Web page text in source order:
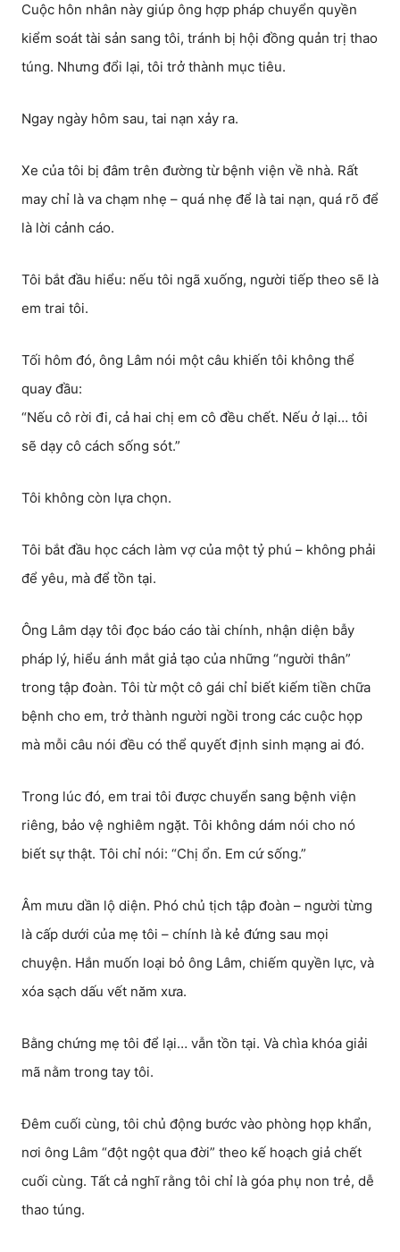
Cuộc hôn nhân này giúp ông hợp pháp chuyển quyền
kiểm soát tài sản sang tôi, tránh bị hội đồng quản trị thao
túng. Nhưng đổi lại, tôi trở thành mục tiêu.
Ngay ngày hôm sau, tai nạn xảy ra.
Xe của tôi bị đâm trên đường từ bệnh viện về nhà. Rất
may chỉ là va chạm nhẹ – quá nhẹ để là tai nạn, quá rõ để
là lời cảnh cáo.
Tôi bắt đầu hiểu: nếu tôi ngã xuống, người tiếp theo sẽ là
em trai tôi.
Tối hôm đó, ông Lâm nói một câu khiến tôi không thể
quay đầu:
“Nếu cô rời đi, cả hai chị em cô đều chết. Nếu ở lại… tôi
sẽ dạy cô cách sống sót.”
Tôi không còn lựa chọn.
Tôi bắt đầu học cách làm vợ của một tỷ phú – không phải
để yêu, mà để tồn tại.
Ông Lâm dạy tôi đọc báo cáo tài chính, nhận diện bẫy
pháp lý, hiểu ánh mắt giả tạo của những “người thân”
trong tập đoàn. Tôi từ một cô gái chỉ biết kiếm tiền chữa
bệnh cho em, trở thành người ngồi trong các cuộc họp
mà mỗi câu nói đều có thể quyết định sinh mạng ai đó.
Trong lúc đó, em trai tôi được chuyển sang bệnh viện
riêng, bảo vệ nghiêm ngặt. Tôi không dám nói cho nó
biết sự thật. Tôi chỉ nói: “Chị ổn. Em cứ sống.”
Âm mưu dần lộ diện. Phó chủ tịch tập đoàn – người từng
là cấp dưới của mẹ tôi – chính là kẻ đứng sau mọi
chuyện. Hắn muốn loại bỏ ông Lâm, chiếm quyền lực, và
xóa sạch dấu vết năm xưa.
Bằng chứng mẹ tôi để lại… vẫn tồn tại. Và chìa khóa giải
mã nằm trong tay tôi.
Đêm cuối cùng, tôi chủ động bước vào phòng họp khẩn,
nơi ông Lâm “đột ngột qua đời” theo kế hoạch giả chết
cuối cùng. Tất cả nghĩ rằng tôi chỉ là góa phụ non trẻ, dễ
thao túng.